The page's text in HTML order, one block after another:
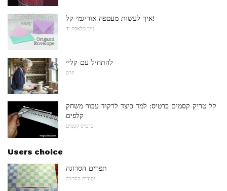
איך לעשות מעטפה אוריגמי קל!
נייר מלאכת יד
להתחיל עם קליי
חרס
קל טריק קסמים כרטיס: למד כיצד לרקוד עבור משחק
קלפים
כרטיס קסמים
Users choice
תפרים הסרוגה
יסודות הסרוגה